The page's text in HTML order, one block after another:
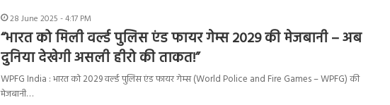
28 June 2025 - 4:17 PM
“भारत को मिली वर्ल्ड पुलिस एंड फायर गेम्स 2029 की मेजबानी – अब
दुनिया देखेगी असली हीरो की ताकत!”
WPFG India : भारत को 2029 वर्ल्ड पुलिस एंड फायर गेम्स (World Police and Fire Games – WPFG) की
मेजबानी…